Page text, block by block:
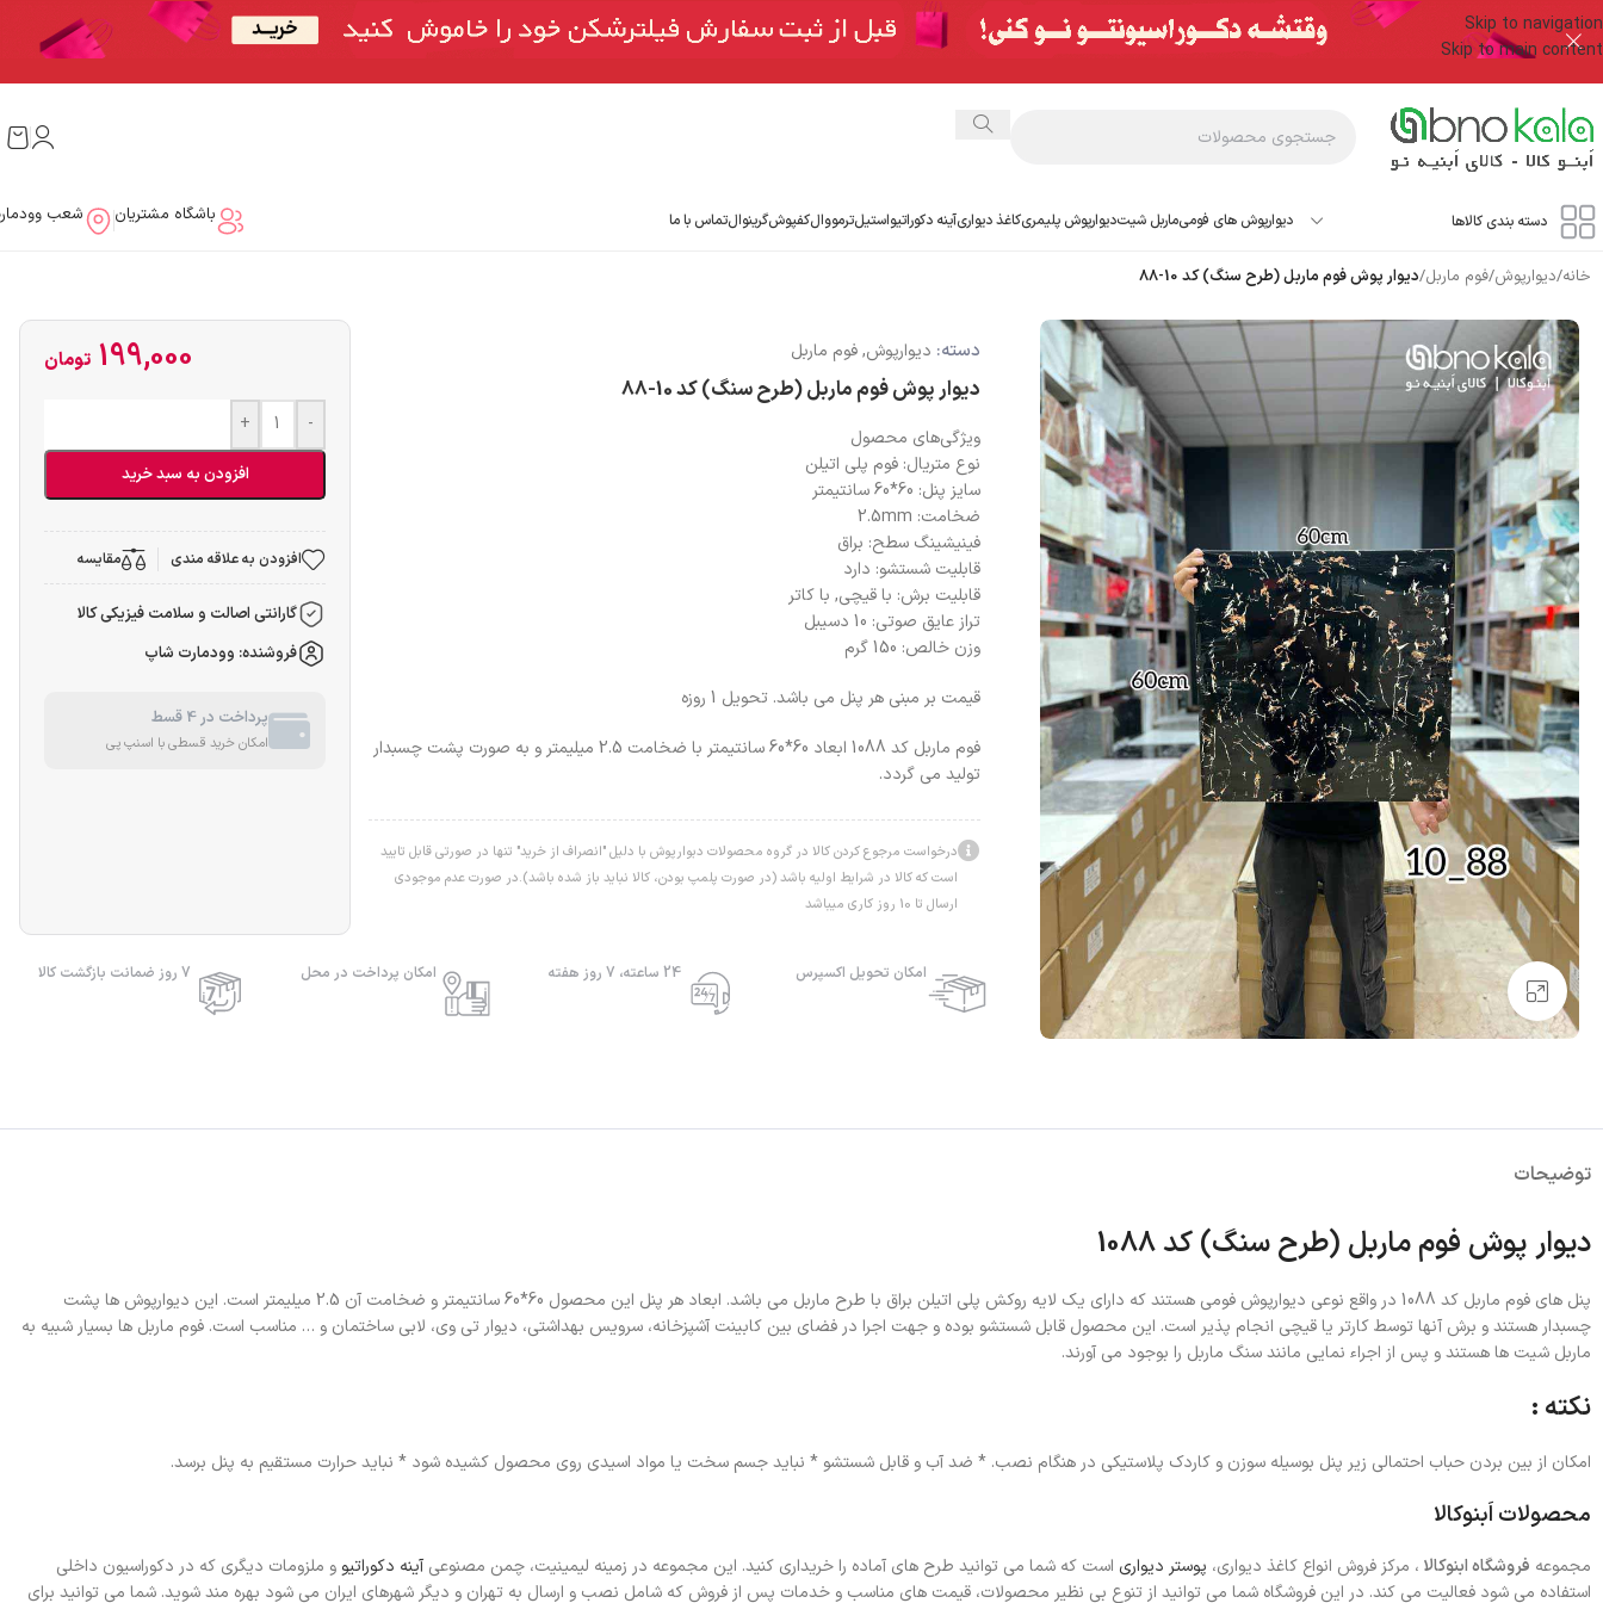
Skip to navigation
Skip to main content
دسته بندی کالاها دیوارپوش های فومیماربل شیتدیوارپوش پلیمریکاغذ دیواریآینه دکوراتیواستیلترمووالکفپوشگرینوالتماس با ما باشگاه مشتریان شعب
خانه/دیوارپوش/فوم ماربل/دیوار پوش فوم ماربل (طرح سنگ) کد 10-88
بزرگنمایی تصویر
دسته: دیوارپوش, فوم ماربل
دیوار پوش فوم ماربل (طرح سنگ) کد 10-88
ویژگی‌های محصول
نوع متریال: فوم پلی اتیلن
سایز پنل: 60*60 سانتیمتر
ضخامت: 2.5mm
فینیشینگ سطح: براق
قابلیت شستشو: دارد
قابلیت برش: با قیچی, با کاتر
تراز عایق صوتی: 10 دسیبل
وزن خالص: 150 گرم
قیمت بر مبنی هر پنل می باشد. تحویل 1 روزه
فوم ماربل کد 1088 ابعاد 60*60 سانتیمتر با ضخامت 2.5 میلیمتر و به صورت پشت چسبدار
تولید می گردد.
درخواست مرجوع کردن کالا در گروه محصولات دبوارپوش با دلیل "انصراف از خرید" تنها در صورتی قابل تایید
است که کالا در شرایط اولیه باشد (در صورت پلمپ بودن، کالا نباید باز شده باشد).در صورت عدم موجودی
ارسال تا 10 روز کاری میباشد
199,000 تومان
-
+
افزودن به سبد خرید
افزودن به علاقه مندی مقایسه
گارانتی اصالت و سلامت فیزیکی کالا
فروشنده: وودمارت شاپ
پرداخت در 4 قسط
امکان خرید قسطی با اسنپ پی
امکان تحویل اکسپرس 24 ساعته، 7 روز هفته امکان پرداخت در محل 7 روز ضمانت بازگشت کالا
توضیحات
دیوار پوش فوم ماربل (طرح سنگ) کد 1088
پنل های فوم ماربل کد 1088 در واقع نوعی دیوارپوش فومی هستند که دارای یک لایه روکش پلی اتیلن براق با طرح ماربل می باشد. ابعاد هر پنل این محصول 60*60 سانتیمتر و ضخامت آن 2.5 میلیمتر است. این دیوارپوش ها پشت
چسبدار هستند و برش آنها توسط کارتر یا قیچی انجام پذیر است. این محصول قابل شستشو بوده و جهت اجرا در فضای بین کابینت آشپزخانه، سرویس بهداشتی، دیوار تی وی، لابی ساختمان و … مناسب است. فوم ماربل ها بسیار شبیه به
ماربل شیت ها هستند و پس از اجراء نمایی مانند سنگ ماربل را بوجود می آورند.
نکته :
امکان از بین بردن حباب احتمالی زیر پنل بوسیله سوزن و کاردک پلاستیکی در هنگام نصب. * ضد آب و قابل شستشو * نباید جسم سخت یا مواد اسیدی روی محصول کشیده شود * نباید حرارت مستقیم به پنل برسد.
محصولات اَبنوکالا
مجموعه فروشگاه ابنوکالا ، مرکز فروش انواع کاغذ دیواری، پوستر دیواری است که شما می توانید طرح های آماده را خریداری کنید. این مجموعه در زمینه لیمینیت، چمن مصنوعی آینه دکوراتیو و ملزومات دیگری که در دکوراسیون داخلی
استفاده می شود فعالیت می کند. در این فروشگاه شما می توانید از تنوع بی نظیر محصولات، قیمت های مناسب و خدمات پس از فروش که شامل نصب و ارسال به تهران و دیگر شهرهای ایران می شود بهره مند شوید. شما می توانید برای